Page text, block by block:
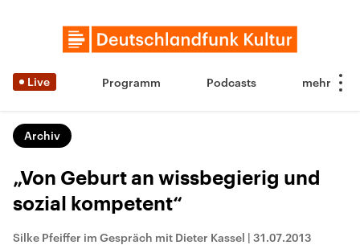
Live Programm Podcasts
Archiv
„Von Geburt an wissbegierig und
sozial kompetent“
Silke Pfeiffer im Gespräch mit Dieter Kassel | 31.07.2013